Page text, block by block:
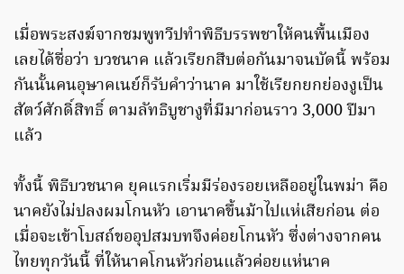
เมื่อพระสงฆ์จากชมพูทวีปทำพิธีบรรพชาให้คนพื้นเมือง
เลยได้ชื่อว่า บวชนาค แล้วเรียกสืบต่อกันมาจนบัดนี้ พร้อม
กันนั้นคนอุษาคเนย์ก็รับคำว่านาค มาใช้เรียกยกย่องงูเป็น
สัตว์ศักดิ์สิทธิ์ ตามลัทธิบูชางูที่มีมาก่อนราว 3,000 ปีมา
แล้ว
ทั้งนี้ พิธีบวชนาค ยุคแรกเริ่มมีร่องรอยเหลืออยู่ในพม่า คือ
นาคยังไม่ปลงผมโกนหัว เอานาคขึ้นม้าไปแห่เสียก่อน ต่อ
เมื่อจะเข้าโบสถ์ขออุปสมบทจึงค่อยโกนหัว ซึ่งต่างจากคน
ไทยทุกวันนี้ ที่ให้นาคโกนหัวก่อนแล้วค่อยแห่นาค